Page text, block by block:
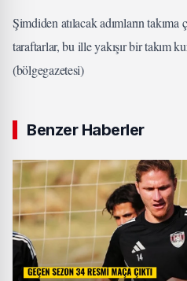
Şimdiden atılacak adımların
taraftarlar, bu ille yakışır bir takım
(bölgegazetesi)
Benzer Haberler